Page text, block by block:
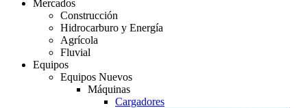
Mercados
Construcción
Hidrocarburo y Energía
Agrícola
Fluvial
Equipos
Equipos Nuevos
Máquinas
Cargadores